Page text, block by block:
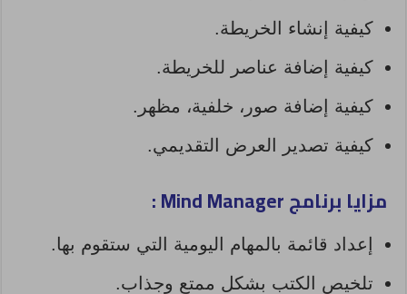
كيفية إنشاء الخريطة.
كيفية إضافة عناصر للخريطة.
كيفية إضافة صور، خلفية، مظهر.
كيفية تصدير العرض التقديمي.
مزايا برنامج Mind Manager :
إعداد قائمة بالمهام اليومية التي ستقوم بها.
تلخيص الكتب بشكل ممتع وجذاب.